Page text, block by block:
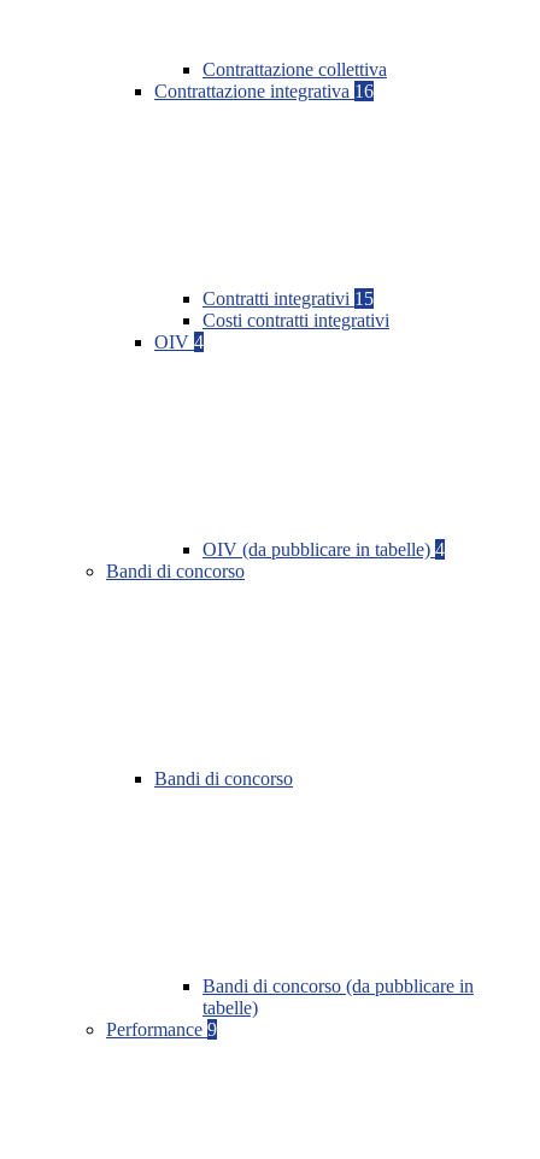
Contrattazione collettiva
Contrattazione integrativa 16
Contratti integrativi 15
Costi contratti integrativi
OIV 4
OIV (da pubblicare in tabelle) 4
Bandi di concorso
Bandi di concorso
Bandi di concorso (da pubblicare in
tabelle)
Performance 9